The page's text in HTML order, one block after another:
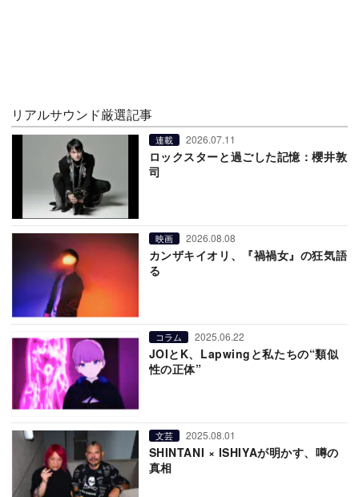
リアルサウンド厳選記事
連載 2026.07.11
ロックスターと過ごした記憶：櫻井敦
司
映画 2026.08.08
カンザキイオリ、『禍禍女』の狂気語
る
コラム 2025.06.22
JOIとK、Lapwingと私たちの“類似
性の正体”
文芸 2025.08.01
SHINTANI × ISHIYAが明かす、噂の
真相